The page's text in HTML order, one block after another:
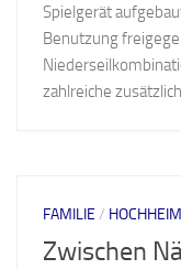
Spielgerät
Benutzung
zahlreiche
FAMILIE / HOCHHEIM
Zwischen